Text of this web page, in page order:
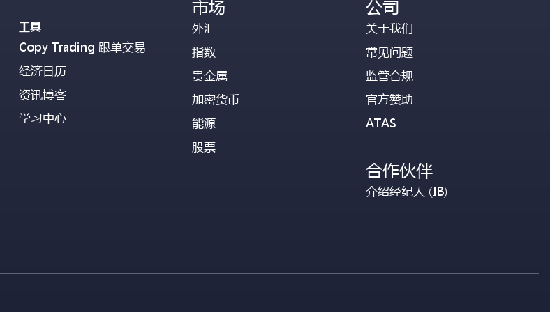
工具
Copy Trading 跟单交易
经济日历
资讯博客
学习中心
市场
外汇
指数
贵金属
加密货币
能源
股票
公司
关于我们
常见问题
监管合规
官方赞助
ATAS
合作伙伴
介绍经纪人 (IB)